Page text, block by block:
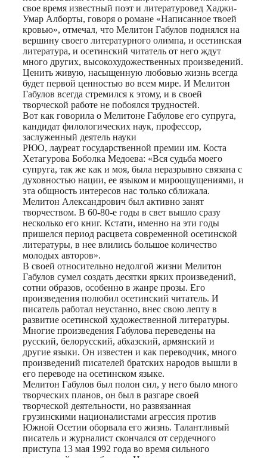
свое время известный поэт и литературовед Хаджи-
Умар Алборты, говоря о романе «Написанное твоей
кровью», отмечал, что Мелитон Габулов поднялся на
вершину своего литературного олимпа, и осетинская
литература, и осетинский читатель от него ждут
много других, высокохудожественных произведений.
Ценить живую, насыщенную любовью жизнь всегда
будет первой ценностью во всем мире. И Мелитон
Габулов всегда стремился к этому, и в своей
творческой работе не побоялся трудностей.
Вот как говорила о Мелитоне Габулове его супруга,
кандидат филологических наук, профессор,
заслуженный деятель науки
РЮО, лауреат государственной премии им. Коста
Хетагурова Боболка Медоева: «Вся судьба моего
супруга, так же как и моя, была неразрывно связана с
духовностью нации, ее языком и мироощущениями, и
эта общность интересов нас только сближала.
Мелитон Александрович был активно занят
творчеством. В 60-80-е годы в свет вышло сразу
несколько его книг. Кстати, именно на эти годы
пришелся период расцвета современной осетинской
литературы, в нее влились большое количество
молодых авторов».
В своей относительно недолгой жизни Мелитон
Габулов сумел создать десятки ярких произведений,
сотни образов, особенно в жанре прозы. Его
произведения полюбил осетинский читатель. И
писатель работал неустанно, внес свою лепту в
развитие осетинской художественной литературы.
Многие произведения Габулова переведены на
русский, белорусский, абхазский, армянский и
другие языки. Он известен и как переводчик, много
произведений писателей братских народов вышли в
его переводе на осетинском языке.
Мелитон Габулов был полон сил, у него было много
творческих планов, он был в разгаре своей
творческой деятельности, но развязанная
грузинскими националистами агрессия против
Южной Осетии оборвала его жизнь. Талантливый
писатель и журналист скончался от сердечного
приступа 13 мая 1992 года во время сильного